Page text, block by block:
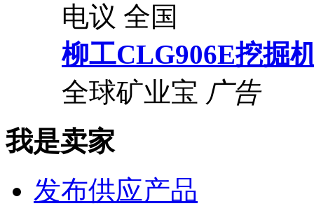
电议 全国
柳工CLG906E挖掘
全球矿业宝 广告
我是卖家
发布供应产品